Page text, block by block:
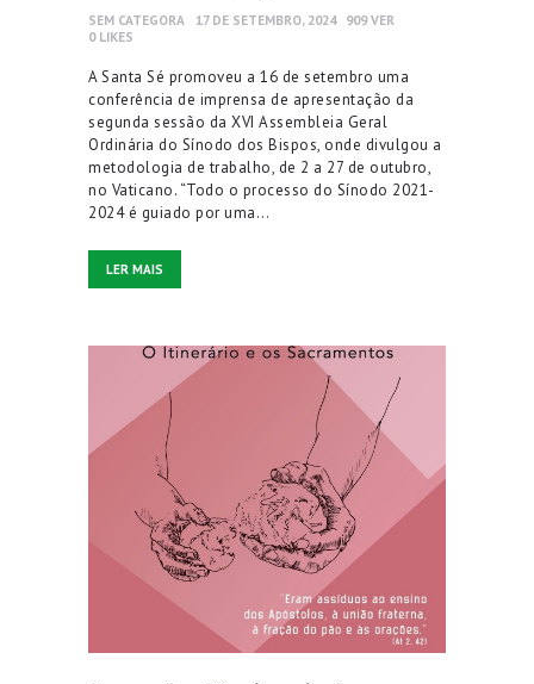
SEM CATEGORA 17 DE SETEMBRO, 2024 909VER
0 LIKES
A Santa Sé promoveu a 16 de setembro uma
conferência de imprensa de apresentação da
segunda sessão da XVI Assembleia Geral
Ordinária do Sínodo dos Bispos, onde divulgou a
metodologia de trabalho, de 2 a 27 de outubro,
no Vaticano. “Todo o processo do Sínodo 2021-
2024 é guiado por uma…
LER MAIS